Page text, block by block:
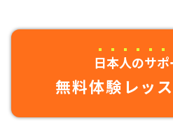
日本人のサ
無料体験レッ